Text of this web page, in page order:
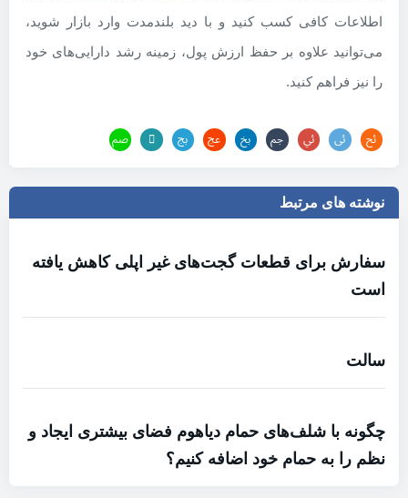
اطلاعات کافی کسب کنید و با دید بلندمدت وارد بازار شوید،
می‌توانید علاوه بر حفظ ارزش پول، زمینه رشد دارایی‌های خود
را نیز فراهم کنید.
نوشته های مرتبط
سفارش برای قطعات گجت‌های غیر اپلی کاهش یافته
است
سالت
چگونه با شلف‌های حمام دیاهوم فضای بیشتری ایجاد و
نظم را به حمام خود اضافه کنیم؟